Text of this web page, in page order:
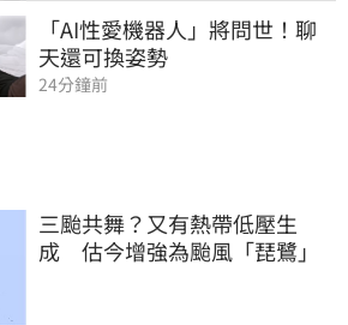
「AI性愛機器人」將問世！聊
天還可換姿勢
24分鐘前
三颱共舞？又有熱帶低壓生
成 估今增強為颱風「琵鷺」